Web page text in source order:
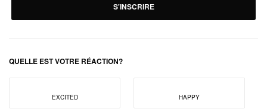
S'INSCRIRE
QUELLE EST VOTRE RÉACTION?
EXCITED HAPPY